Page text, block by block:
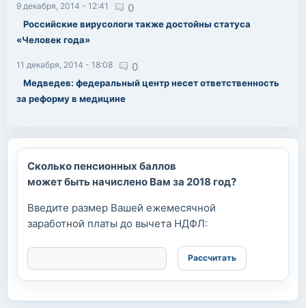
9 декабря, 2014 - 12:41 0
Российские вирусологи также достойны статуса
«Человек года»
11 декабря, 2014 - 18:08 0
Медведев: федеральный центр несет ответственность
за реформу в медицине
Сколько пенсионных баллов
может быть начислено Вам за 2018 год?
Введите размер Вашей ежемесячной
заработной платы до вычета НДФЛ: